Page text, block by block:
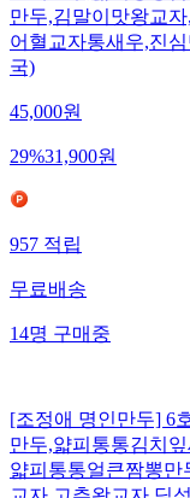
만두,김말이맛왕교
어혈교자통새우,진
국)
45,000원
29%31,900원
957적립
무료배송
14명구매중
[조정애 명인만두] 6
만두,얇피통통김치
얇피통통얼큰짬뽕만